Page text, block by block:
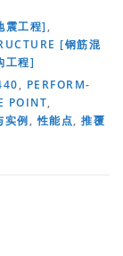
震工程] ,
[钢筋混
工程]
, PERFORM-
POINT,
实例,性能点, 推覆